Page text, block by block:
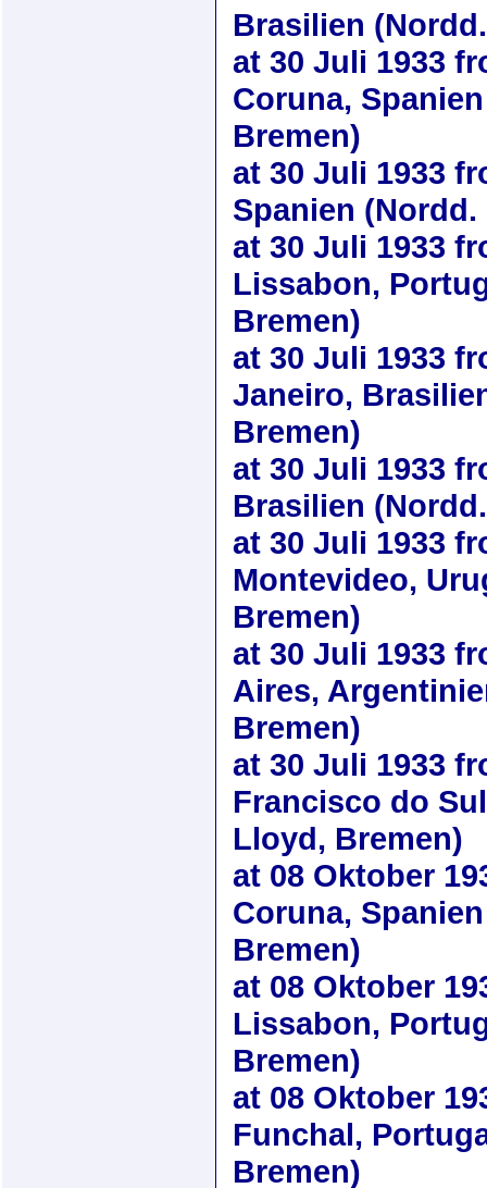
Brasilien
at 30 Juli 1933
Coruna,
Bremen)
at 30 Juli 1933
Spanien
at 30 Juli 1933
Lissabon,
Bremen)
at 30 Juli 1933
Janeiro,
Bremen)
at 30 Juli 1933
Brasilien
at 30 Juli 1933
Montevideo,
Bremen)
at 30 Juli 1933
Aires,
Bremen)
at 30 Juli 1933
Francisco do
Lloyd, Bremen)
at 08 Oktober
Coruna,
Bremen)
at 08 Oktober
Lissabon,
Bremen)
at 08 Oktober
Funchal,
Bremen)